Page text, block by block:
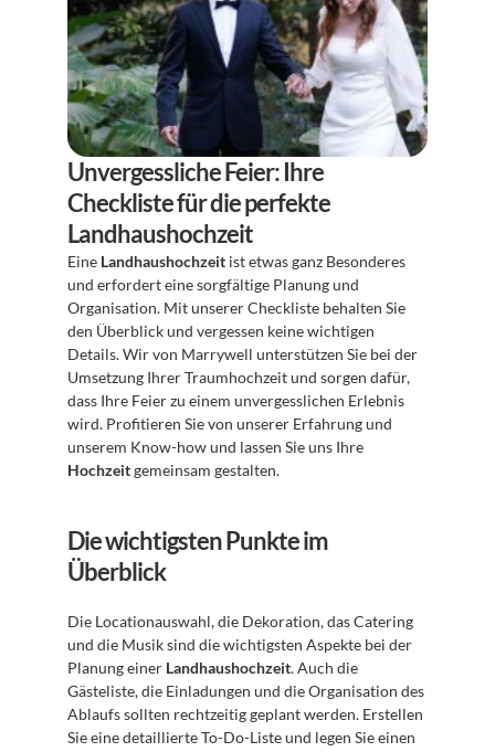
Unvergessliche Feier: Ihre
Checkliste für die perfekte
Landhaushochzeit
Eine Landhaushochzeit ist etwas ganz Besonderes
und erfordert eine sorgfältige Planung und
Organisation. Mit unserer Checkliste behalten Sie
den Überblick und vergessen keine wichtigen
Details. Wir von Marrywell unterstützen Sie bei der
Umsetzung Ihrer Traumhochzeit und sorgen dafür,
dass Ihre Feier zu einem unvergesslichen Erlebnis
wird. Profitieren Sie von unserer Erfahrung und
Hochzeit gemeinsam gestalten.
Die wichtigsten Punkte im
Überblick
Die Locationauswahl, die Dekoration, das Catering
und die Musik sind die wichtigsten Aspekte bei der
Planung einer Landhaushochzeit. Auch die
Gästeliste, die Einladungen und die Organisation des
Ablaufs sollten rechtzeitig geplant werden. Erstellen
Sie eine detaillierte To-Do-Liste und legen Sie einen